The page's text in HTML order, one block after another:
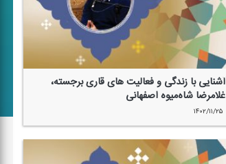
آشنایی با زندگی و فعالیت های قاری برجسته،
غلامرضا شاه‌میوه اصفهانی
۱۴۰۲/۱۱/۲۵